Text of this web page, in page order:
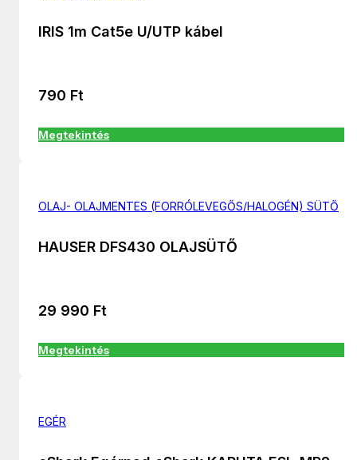
IRIS 1m Cat5e U/UTP kábel
790 Ft
Megtekintés
OLAJ- OLAJMENTES (FORRÓLEVEGŐS/HALOGÉN) SÜTŐ
HAUSER DFS430 OLAJSÜTŐ
29 990 Ft
Megtekintés
EGÉR